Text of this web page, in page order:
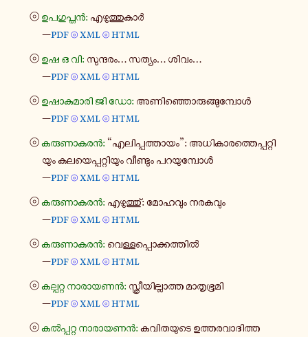
⦾ ഉപ​ഗു​പ്തൻ: എഴു​ത്തു​കാർ
—pdf ⦾ xml ⦾ html
⦾ ഉഷ ഒ വി: സു​ന്ദ​രം... സത്യം... ശിവം...
—pdf ⦾ xml ⦾ html
⦾ ഉഷാ​കു​മാ​രി ജി ഡോ: അണി​ഞ്ഞൊ​രു​ങ്ങു​മ്പോൾ
—pdf ⦾ xml ⦾ html
⦾കരു​ണാ​ക​രൻ: “എലി​പ്പ​ത്താ​യം”: അധി​കാ​ര​ത്തെ​പ്പ​റ്റി​
യും കല​യെ​പ്പ​റ്റി​യും വീ​ണ്ടും പറ​യു​മ്പോൾ
—pdf ⦾ xml ⦾ html
⦾കരു​ണാ​ക​രൻ: എഴു​ത്തു്: മോ​ഹ​വും നര​ക​വും
—pdf ⦾ xml ⦾ html
⦾കരു​ണാ​ക​രൻ: വെ​ള്ള​പ്പൊ​ക്ക​ത്തിൽ
—pdf ⦾ xml ⦾ html
⦾കല്പ​റ്റ നാ​രാ​യ​ണൻ: സ്ത്രീ​യി​ല്ലാ​ത്ത മാ​തൃ​ഭൂ​മി
—pdf ⦾ xml ⦾ html
⦾കൽ​പ്പ​റ്റ നാ​രാ​യ​ണൻ: കവി​ത​യു​ടെ ഉത്ത​ര​വാ​ദി​ത്ത​